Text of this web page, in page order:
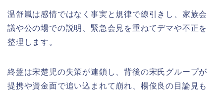
温舒嵐は感情ではなく事実と規律で線引きし、家族会
議や公の場での説明、緊急会見を重ねてデマや不正を
整理します。
終盤は宋楚児の失策が連鎖し、背後の宋氏グループが
提携や資金面で追い込まれて崩れ、楊俊良の目論見も